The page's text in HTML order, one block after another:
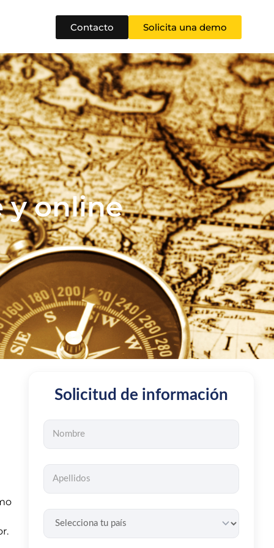
Contacto Solicita una demo
y online
Solicitud de información